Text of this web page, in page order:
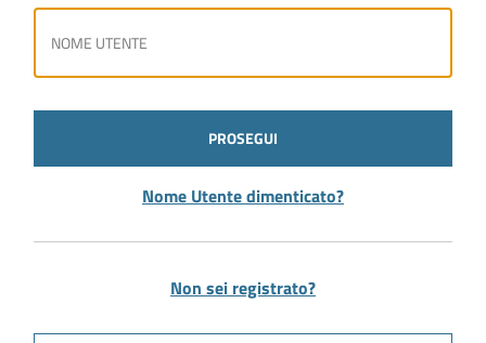
PROSEGUI
Nome Utente dimenticato?
Non sei registrato?